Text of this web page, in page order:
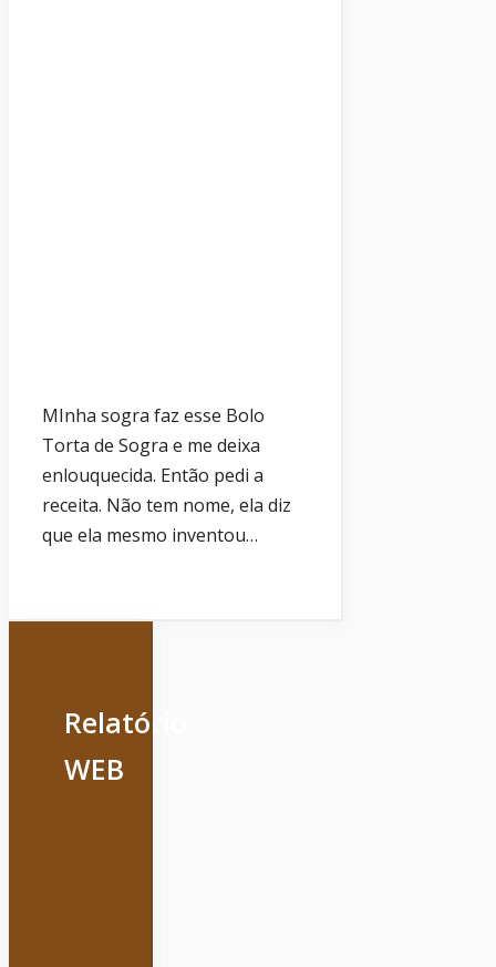
MInha sogra faz esse Bolo
Torta de Sogra e me deixa
enlouquecida. Então pedi a
receita. Não tem nome, ela diz
que ela mesmo inventou…
Relatório
WEB